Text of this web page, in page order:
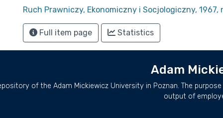
Ruch Prawniczy, Ekonomiczny i Socjologiczny, 1967,
Full item page Statistics
Adam
of the Adam Mickiewicz University in Poznan. The
output of